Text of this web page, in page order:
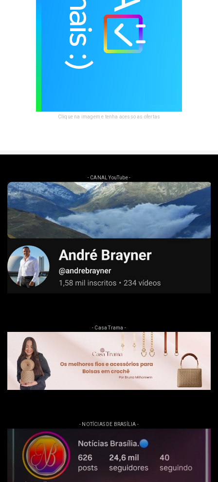
Clique na imagem e tenha acesso as ofertas
- CANAL YouTube -
- Casa Trama -
- NOTÍCIAS DE BRASÍLIA -